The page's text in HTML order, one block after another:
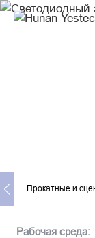
Интерьерные
Прокатные и
Рабочая среда: